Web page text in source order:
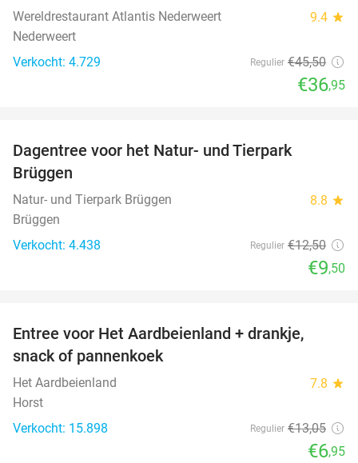
Wereldrestaurant Atlantis Nederweert 9.4 star
Nederweert
Verkocht: 4.729
Regulier €45,50
€36,95
Dagentree voor het Natur- und Tierpark
Brüggen
Natur- und Tierpark Brüggen 8.8 star
Brüggen
Verkocht: 4.438
Regulier €12,50
€9,50
Entree voor Het Aardbeienland + drankje,
snack of pannenkoek
Het Aardbeienland 7.8 star
Horst
Verkocht: 15.898
Regulier €13,05
€6,95